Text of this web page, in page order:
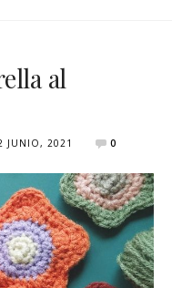
al
JUNIO, 2021 0